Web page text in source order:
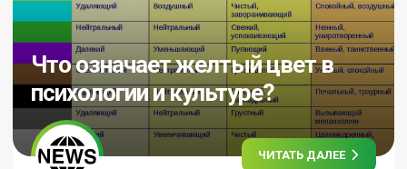
Что означает желтый цвет в
психологии и культуре?
ЧИТАТЬ ДАЛЕЕ